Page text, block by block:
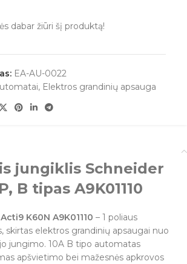
dabar žiūri šį produktą!
EA-AU-0022
, Elektros grandinių apsauga
jungiklis Schneider
B tipas A9K01110
K60N A9K01110 – 1 poliaus
skirtas elektros grandinių apsaugai nuo
jungimo. 10A B tipo automatas
apšvietimo bei mažesnės apkrovos